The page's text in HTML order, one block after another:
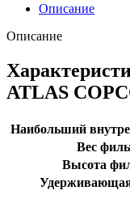
Описание
Описание
ATLAS
Наибольший
Вес
Высота
Удерживающая